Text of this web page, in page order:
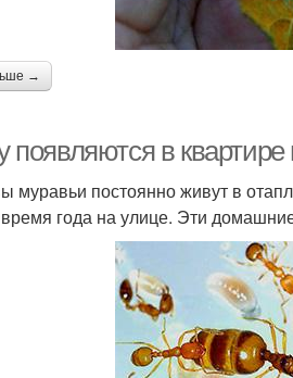
→
появляются в
муравьи постоянно живут в
года на улице. Эти